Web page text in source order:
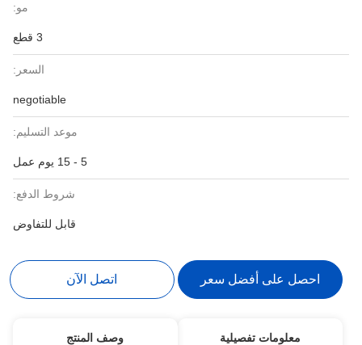
مو:
السعر:
negotiable
موعد التسليم:
5 - 15 يوم عمل
شروط الدفع:
قابل للتفاوض
احصل على أفضل سعر اتصل الآن
معلومات تفصيلية وصف المنتج